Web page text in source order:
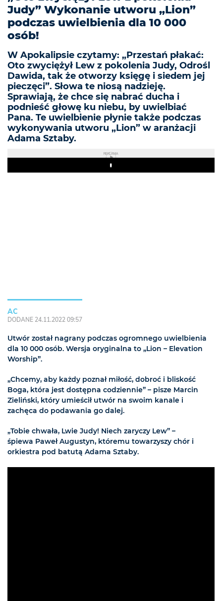
Judy” Wykonanie utworu „Lion”
podczas uwielbienia dla 10 000
osób!
W Apokalipsie czytamy: „Przestań płakać:
Oto zwyciężył Lew z pokolenia Judy, Odrośl
Dawida, tak że otworzy księgę i siedem jej
pieczęci”. Słowa te niosą nadzieję.
Sprawiają, że chce się nabrać ducha i
podnieść głowę ku niebu, by uwielbiać
Pana. Te uwielbienie płynie także podczas
wykonywania utworu „Lion” w aranżacji
Adama Sztaby.
REKLAMA
Play
AC
DODANE 24.11.2022 09:57
Utwór został nagrany podczas ogromnego uwielbienia
dla 10 000 osób. Wersja oryginalna to „Lion – Elevation
Worship”.
„Chcemy, aby każdy poznał miłość, dobroć i bliskość
Boga, która jest dostępna codziennie” – pisze Marcin
Zieliński, który umieścił utwór na swoim kanale i
zachęca do podawania go dalej.
„Tobie chwała, Lwie Judy! Niech zaryczy Lew” –
śpiewa Paweł Augustyn, któremu towarzyszy chór i
orkiestra pod batutą Adama Sztaby.